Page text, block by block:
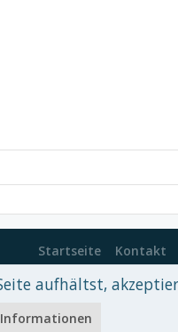
Startseite Kontakt
aufhältst,